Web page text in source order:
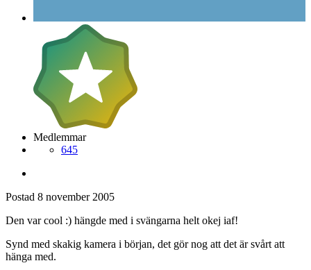
Medlemmar
645
Postad 8 november 2005
Den var cool :) hängde med i svängarna helt okej iaf!
Synd med skakig kamera i början, det gör nog att det är svårt att
hänga med.